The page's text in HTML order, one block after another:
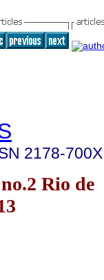
2178-700X
Rio de